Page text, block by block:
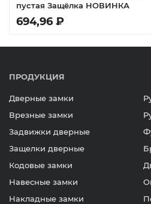
пустая Защёлка НОВИНКА
694,96 ₽
ПРОДУКЦИЯ
Дверные замки
Врезные замки
Задвижки дверные
Защелки дверные
Кодовые замки
Навесные замки
Накладные замки